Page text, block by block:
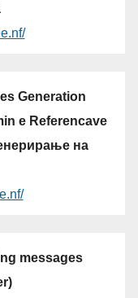
Generation
e Referencave
на
messages